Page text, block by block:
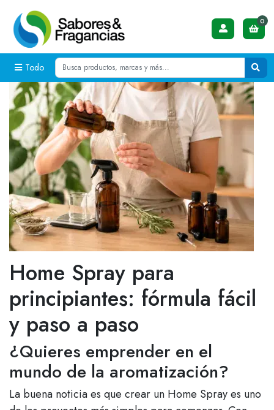
Todo
0
Home Spray para
principiantes: fórmula fácil
y paso a paso
¿Quieres emprender en el
mundo de la aromatización?
La buena noticia es que crear un Home Spray es uno